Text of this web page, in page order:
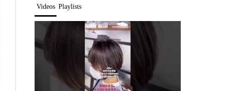
Videos Playlists